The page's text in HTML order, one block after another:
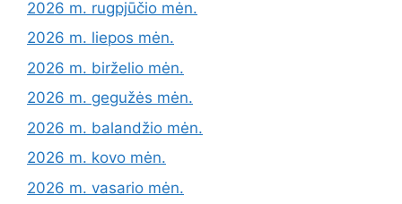
2026 m. rugpjūčio mėn.
2026 m. liepos mėn.
2026 m. birželio mėn.
2026 m. gegužės mėn.
2026 m. balandžio mėn.
2026 m. kovo mėn.
2026 m. vasario mėn.